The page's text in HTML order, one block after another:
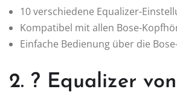
10 verschiedene Equalizer-
Kompatibel mit allen Bose-
Einfache Bedienung über die
2. ? Equalizer